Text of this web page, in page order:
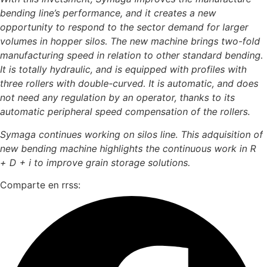
bending line’s performance, and it creates a new
opportunity to respond to the sector demand for larger
volumes in hopper silos. The new machine brings two-fold
manufacturing speed in relation to other standard bending.
It is totally hydraulic, and is equipped with profiles with
three rollers with double-curved. It is automatic, and does
not need any regulation by an operator, thanks to its
automatic peripheral speed compensation of the rollers.
Symaga continues working on silos line. This adquisition of
new bending machine highlights the continuous work in R
+ D + i to improve grain storage solutions.
Comparte en rrss: